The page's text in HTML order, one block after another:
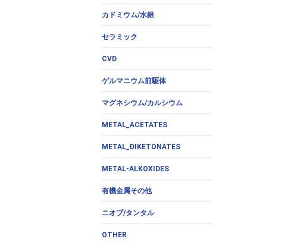
カドミウム/水銀
セラミック
CVD
ゲルマニウム前駆体
マグネシウム/カルシウム
METAL_ACETATES
METAL_DIKETONATES
METAL-ALKOXIDES
有機金属その他
ニオブ/タンタル
OTHER